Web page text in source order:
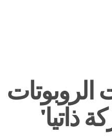
ذاتيا'